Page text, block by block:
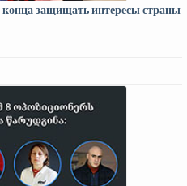
защищать интересы страны